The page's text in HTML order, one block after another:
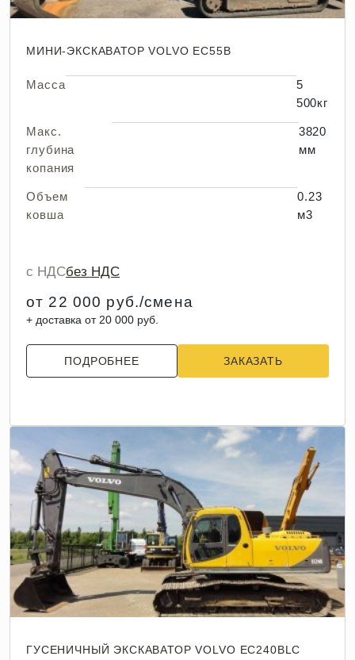
МИНИ-ЭКСКАВАТОР VOLVO EC55B
Масса
5
500кг
Макс.
глубина
копания
3820
мм
Объем
ковша
0.23
м3
с НДСбез НДС
от 22 000 руб./смена
+ доставка от 20 000 руб.
ПОДРОБНЕЕ ЗАКАЗАТЬ
ГУСЕНИЧНЫЙ ЭКСКАВАТОР VOLVO EC240BLC